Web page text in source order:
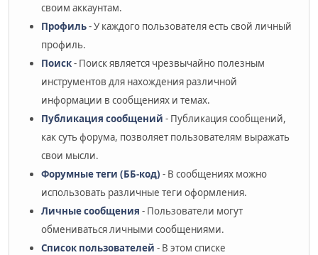
своим аккаунтам.
Профиль- У каждого пользователя есть свой личный
профиль.
Поиск- Поиск является чрезвычайно полезным
инструментов для нахождения различной
информации в сообщениях и темах.
Публикация сообщений - Публикация сообщений,
как суть форума, позволяет пользователям выражать
свои мысли.
Форумные теги (ББ-код) - В сообщениях можно
использовать различные теги оформления.
Личные сообщения - Пользователи могут
обмениваться личными сообщениями.
Список пользователей - В этом списке